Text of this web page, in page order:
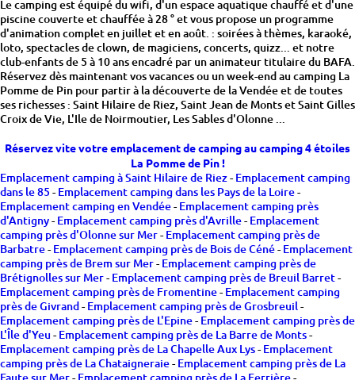
Le camping est équipé du wifi, d'un espace aquatique chauffé et d'une
piscine couverte et chauffée à 28 ° et vous propose un programme
d'animation complet en juillet et en août. : soirées à thèmes, karaoké,
loto, spectacles de clown, de magiciens, concerts, quizz... et notre
club-enfants de 5 à 10 ans encadré par un animateur titulaire du BAFA.
Réservez dès maintenant vos vacances ou un week-end au camping La
Pomme de Pin pour partir à la découverte de la Vendée et de toutes
ses richesses : Saint Hilaire de Riez, Saint Jean de Monts et Saint Gilles
Croix de Vie, L'Ile de Noirmoutier, Les Sables d'Olonne ...
Réservez vite votre emplacement de camping au camping 4 étoiles
La Pomme de Pin !
Emplacement camping à Saint Hilaire de Riez-Emplacement camping
dans le 85 -Emplacement camping dans les Pays de la Loire-
Emplacement camping en Vendée-Emplacement camping près
d'Antigny-Emplacement camping près d'Avrille-Emplacement
camping près d'Olonne sur Mer-Emplacement camping près de
Barbatre-Emplacement camping près de Bois de Céné-Emplacement
camping près de Brem sur Mer-Emplacement camping près de
Brétignolles sur Mer-Emplacement camping près de Breuil Barret-
Emplacement camping près de Fromentine-Emplacement camping
près de Givrand-Emplacement camping près de Grosbreuil-
Emplacement camping près de L'Epine-Emplacement camping près de
L'Île d'Yeu -Emplacement camping près de La Barre de Monts-
Emplacement camping près de La Chapelle Aux Lys-Emplacement
camping près de La Chataigneraie-Emplacement camping près de La